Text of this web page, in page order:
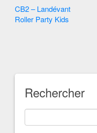
Autres
Articles
CB2 – Landévant
Roller Party Kids
Rechercher